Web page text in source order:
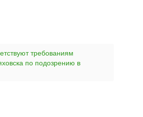
требованиям
по подозрению в